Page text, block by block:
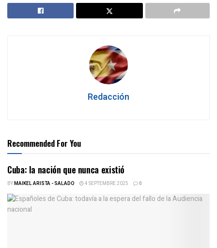
Redacción
Recommended For You
Cuba: la nación que nunca existió
BYMAIKEL ARISTA - SALADO 4 SEPTEMBRE 2025 0